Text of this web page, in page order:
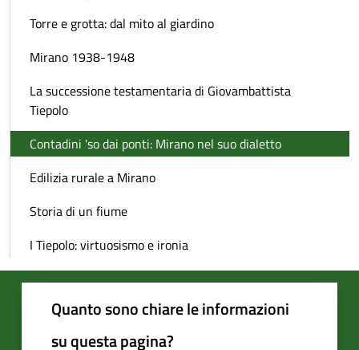
Torre e grotta: dal mito al giardino
Mirano 1938-1948
La successione testamentaria di Giovambattista
Tiepolo
Contadini 'so dai ponti: Mirano nel suo dialetto
Edilizia rurale a Mirano
Storia di un fiume
I Tiepolo: virtuosismo e ironia
Quanto sono chiare le informazioni
su questa pagina?